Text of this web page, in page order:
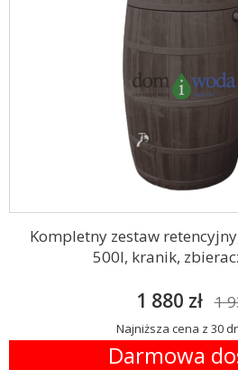
Kompletny zestaw
500l, kranik,
1 880 zł 1
Najniższa cena z 30
Darmowa